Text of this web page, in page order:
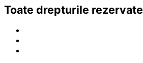
Toate drepturile rezervate